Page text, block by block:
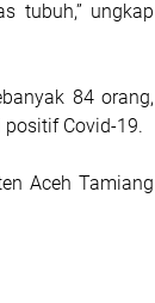
tubuh,” ungkap
84 orang,
Covid-19.
Aceh Tamiang